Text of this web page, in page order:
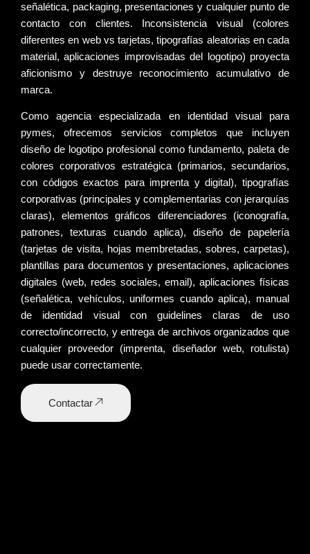
señalética, packaging, presentaciones y cualquier punto de
contacto con clientes. Inconsistencia visual (colores
diferentes en web vs tarjetas, tipografías aleatorias en cada
material, aplicaciones improvisadas del logotipo) proyecta
aficionismo y destruye reconocimiento acumulativo de
marca.
Comoagencia especializada en identidad visual para
pymes, ofrecemos servicios completos que incluyen
diseño de logotipo profesional como fundamento, paleta de
colores corporativos estratégica (primarios, secundarios,
con códigos exactos para imprenta y digital), tipografías
corporativas (principales y complementarias con jerarquías
claras), elementos gráficos diferenciadores (iconografía,
patrones, texturas cuando aplica), diseño de papelería
(tarjetas de visita, hojas membretadas, sobres, carpetas),
plantillas para documentos y presentaciones, aplicaciones
digitales (web, redes sociales, email), aplicaciones físicas
(señalética, vehículos, uniformes cuando aplica), manual
de identidad visualcon guidelines claras de uso
correcto/incorrecto, yentrega de archivos organizados que
cualquier proveedor (imprenta, diseñador web, rotulista)
puede usar correctamente.
Contactar